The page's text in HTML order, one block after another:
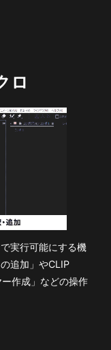
ロ
実行可能にする機
追加」やCLIP
作成」などの操作